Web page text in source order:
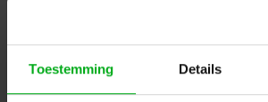
Toestemming Details
Neutrik | NL4MMX | speakON 4-polig